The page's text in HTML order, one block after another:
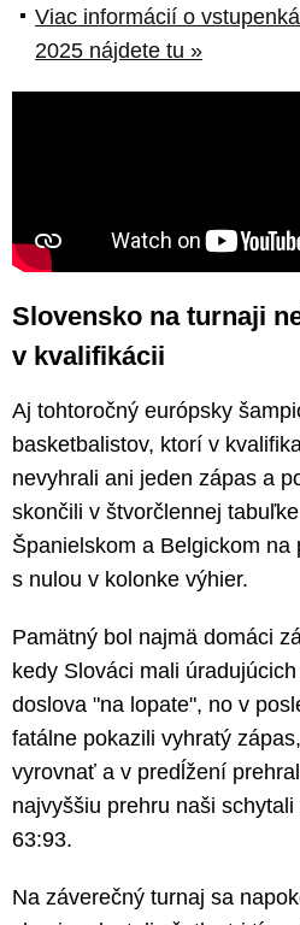
Viac informácií o
2025 nájdete tu »
Slovensko na turnaji
v kvalifikácii
Aj tohtoročný európsky
basketbalistov, ktorí v
nevyhrali ani jeden zápas a
skončili v štvorčlennej
Španielskom a Belgickom na
s nulou v kolonke výhier.
Pamätný bol najmä domáci
kedy Slováci mali
doslova "na lopate", no v
fatálne pokazili vyhratý
vyrovnať a v predĺžení
najvyššiu prehru naši
63:93.
Na záverečný turnaj sa